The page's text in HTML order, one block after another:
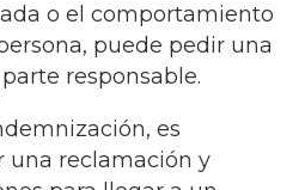
o el comportamiento
puede pedir una
responsable.
es
una reclamación y